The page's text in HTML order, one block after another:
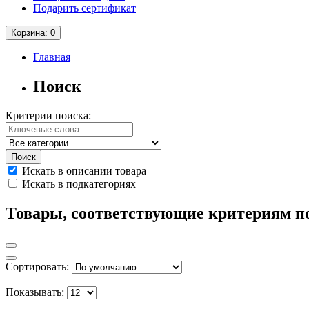
Подарить сертификат
Корзина: 0
Главная
Поиск
Критерии поиска:
Искать в описании товара
Искать в подкатегориях
Товары, соответствующие критериям
Сортировать:
Показывать: